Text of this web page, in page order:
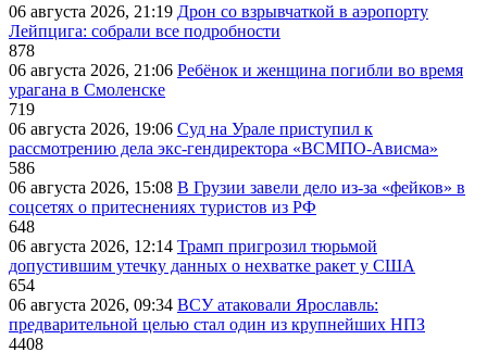
06 августа 2026, 21:19 Дрон со взрывчаткой в аэропорту
Лейпцига: собрали все подробности
878
06 августа 2026, 21:06 Ребёнок и женщина погибли во время
урагана в Смоленске
719
06 августа 2026, 19:06 Суд на Урале приступил к
рассмотрению дела экс-гендиректора «ВСМПО-Ависма»
586
06 августа 2026, 15:08 В Грузии завели дело из-за «фейков» в
соцсетях о притеснениях туристов из РФ
648
06 августа 2026, 12:14 Трамп пригрозил тюрьмой
допустившим утечку данных о нехватке ракет у США
654
06 августа 2026, 09:34 ВСУ атаковали Ярославль:
предварительной целью стал один из крупнейших НПЗ
4408